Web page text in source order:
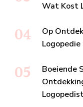
Wat Kost
Op
Logopedie
Boeiende